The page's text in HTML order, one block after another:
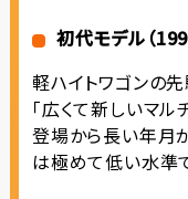
初代モデル（
軽ハイトワゴンの
「広くて新しいマル
登場から長い年月
は極めて低い水準